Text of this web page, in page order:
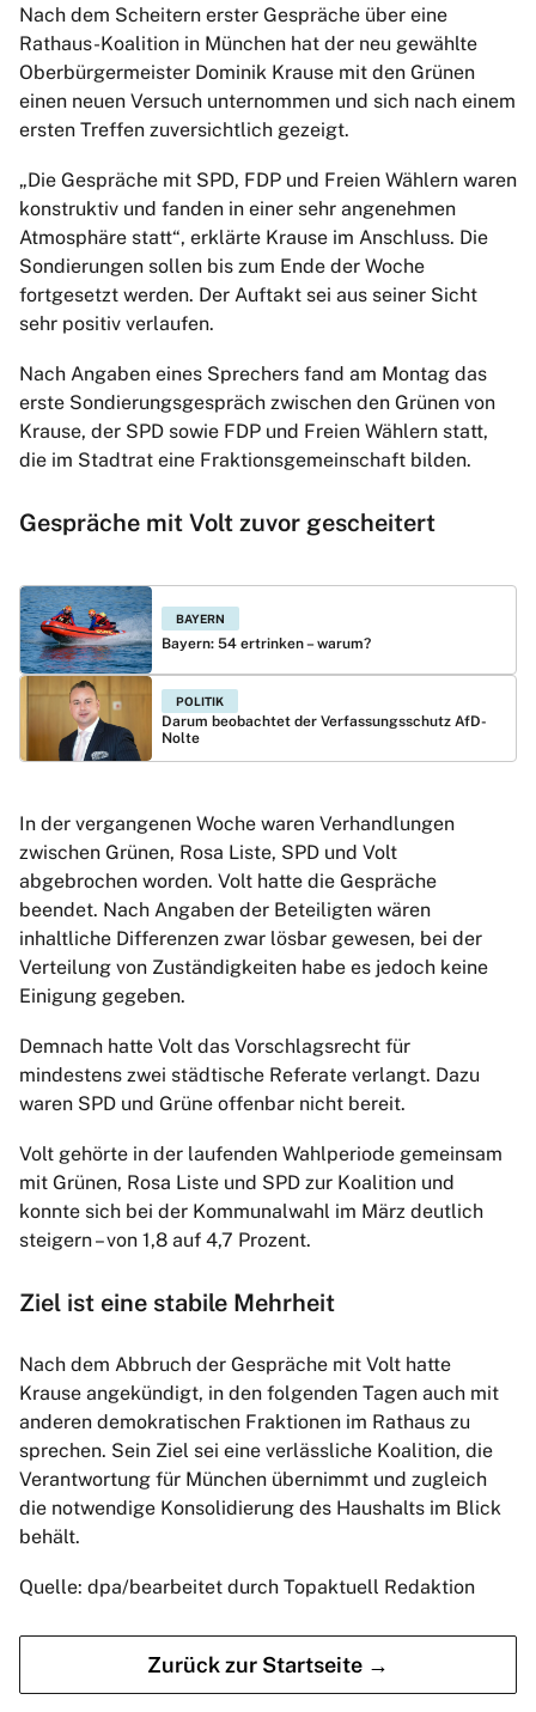
Nach dem Scheitern erster Gespräche über eine
Rathaus-Koalition in München hat der neu gewählte
Oberbürgermeister Dominik Krause mit den Grünen
einen neuen Versuch unternommen und sich nach einem
ersten Treffen zuversichtlich gezeigt.
„Die Gespräche mit SPD, FDP und Freien Wählern waren
konstruktiv und fanden in einer sehr angenehmen
Atmosphäre statt“, erklärte Krause im Anschluss. Die
Sondierungen sollen bis zum Ende der Woche
fortgesetzt werden. Der Auftakt sei aus seiner Sicht
sehr positiv verlaufen.
Nach Angaben eines Sprechers fand am Montag das
erste Sondierungsgespräch zwischen den Grünen von
Krause, der SPD sowie FDP und Freien Wählern statt,
die im Stadtrat eine Fraktionsgemeinschaft bilden.
Gespräche mit Volt zuvor gescheitert
BAYERN
Bayern: 54 ertrinken – warum?
POLITIK
Darum beobachtet der Verfassungsschutz AfD-
Nolte
In der vergangenen Woche waren Verhandlungen
zwischen Grünen, Rosa Liste, SPD und Volt
abgebrochen worden. Volt hatte die Gespräche
beendet. Nach Angaben der Beteiligten wären
inhaltliche Differenzen zwar lösbar gewesen, bei der
Verteilung von Zuständigkeiten habe es jedoch keine
Einigung gegeben.
Demnach hatte Volt das Vorschlagsrecht für
mindestens zwei städtische Referate verlangt. Dazu
waren SPD und Grüne offenbar nicht bereit.
Volt gehörte in der laufenden Wahlperiode gemeinsam
mit Grünen, Rosa Liste und SPD zur Koalition und
konnte sich bei der Kommunalwahl im März deutlich
steigern – von 1,8 auf 4,7 Prozent.
Ziel ist eine stabile Mehrheit
Nach dem Abbruch der Gespräche mit Volt hatte
Krause angekündigt, in den folgenden Tagen auch mit
anderen demokratischen Fraktionen im Rathaus zu
sprechen. Sein Ziel sei eine verlässliche Koalition, die
Verantwortung für München übernimmt und zugleich
die notwendige Konsolidierung des Haushalts im Blick
behält.
Quelle: dpa/bearbeitet durch Topaktuell Redaktion
Zurück zur Startseite →